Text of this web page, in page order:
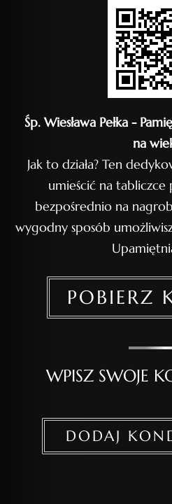
Śp. Wiesława Pełka -
na
Jak to działa? Ten
umieścić na
bezpośrednio na
wygodny sposób
POBIERZ
WPISZ SWOJE
DODAJ